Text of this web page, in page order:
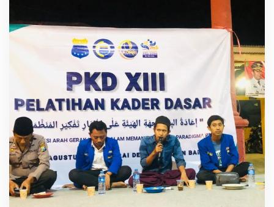
m
n
e
p
S
u
k
s
e
s
G
e
l
a
r